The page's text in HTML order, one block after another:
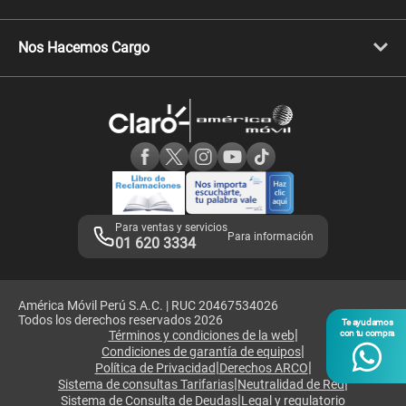
Te ayudamos
con tu compra
Celulares Motorola
Llamada por llamada
Comprobantes electrónicos
Consulta de IMEI
Nos Hacemos Cargo
Consulta de reclamos
Adquirientes iPhone 6, 6S y SE
Mensaje de Seguridad
Términos y Condiciones de Tienda Claro
Libro de Reclamaciones
Legales de marketplace
Para ventas y servicios
01 620 3334 Para información
América Móvil Perú S.A.C. | RUC 20467534026
Todos los derechos reservados 2026
Términos y condiciones de la web|
Condiciones de garantía de equipos|
Política de Privacidad|Derechos ARCO|
Sistema de consultas Tarifarias|Neutralidad de Red|
Sistema de Consulta de Deudas|Legal y regulatorio